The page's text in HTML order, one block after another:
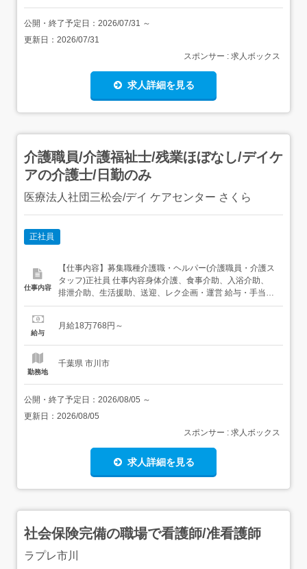
公開・終了予定日： 2026/07/31 ～
更新日： 2026/07/31
スポンサー : 求人ボックス
求人詳細を見る
介護職員/介護福祉士/残業ほぼなし/デイケ
アの介護士/日勤のみ
医療法人社団三松会/デイ ケアセンター さくら
正社員
仕事内容
【仕事内容】募集職種介護職・ヘルパー(介護職員・介護ス
タッフ)正社員 仕事内容身体介護、食事介助、入浴介助、
排泄介助、生活援助、送迎、レク企画・運営 給与・手当<
給与>月給180,768円〜<手当>交通費支給:実費(上限あり)
業ほぼなし、日勤のみ可、シフト相談可 休日・休暇有給消
給与
月給18万768円～
勤務地
千葉県 市川市
公開・終了予定日： 2026/08/05 ～
更新日： 2026/08/05
スポンサー : 求人ボックス
求人詳細を見る
社会保険完備の職場で看護師/准看護師
ラプレ市川